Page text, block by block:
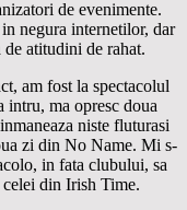
de evenimente.
negura internetilor, dar
atitudini de rahat.
am fost la spectacolul
intru, ma opresc doua
niste fluturasi
zi din No Name. Mi s-
in fata clubului, sa
din Irish Time.